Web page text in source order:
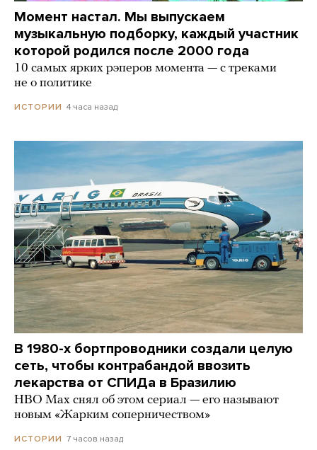
Момент настал. Мы выпускаем
музыкальную подборку, каждый участник
которой родился после 2000 года
10 самых ярких рэперов момента — с треками
не о политике
ИСТОРИИ 4 часа назад
В 1980-х бортпроводники создали целую
сеть, чтобы контрабандой ввозить
лекарства от СПИДа в Бразилию
HBO Max снял об этом сериал — его называют
новым «Жарким соперничеством»
ИСТОРИИ 7 часов назад